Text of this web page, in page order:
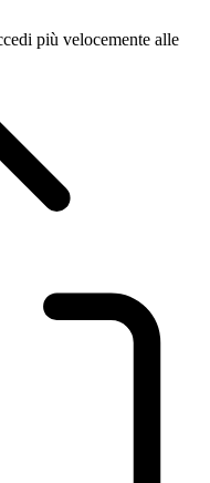
più velocemente alle